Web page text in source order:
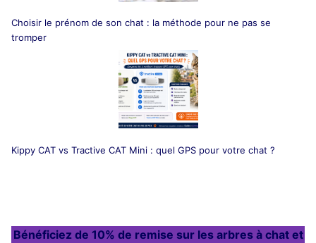
Choisir le prénom de son chat : la méthode pour ne pas se
tromper
Kippy CAT vs Tractive CAT Mini : quel GPS pour votre chat ?
Bénéficiez de 10% de remise sur les arbres à chat et